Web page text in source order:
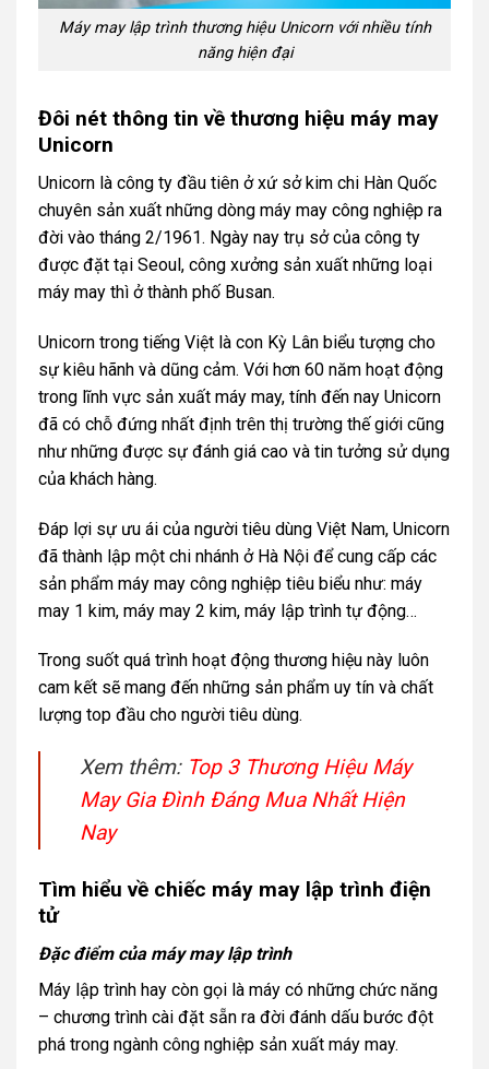
Máy may lập trình thương hiệu Unicorn với nhiều tính
năng hiện đại
Đôi nét thông tin về thương hiệu máy may
Unicorn
Unicorn là công ty đầu tiên ở xứ sở kim chi Hàn Quốc
chuyên sản xuất những dòng máy may công nghiệp ra
đời vào tháng 2/1961. Ngày nay trụ sở của công ty
được đặt tại Seoul, công xưởng sản xuất những loại
máy may thì ở thành phố Busan.
Unicorn trong tiếng Việt là con Kỳ Lân biểu tượng cho
sự kiêu hãnh và dũng cảm. Với hơn 60 năm hoạt động
trong lĩnh vực sản xuất máy may, tính đến nay Unicorn
đã có chỗ đứng nhất định trên thị trường thế giới cũng
như những được sự đánh giá cao và tin tưởng sử dụng
của khách hàng.
Đáp lợi sự ưu ái của người tiêu dùng Việt Nam, Unicorn
đã thành lập một chi nhánh ở Hà Nội để cung cấp các
sản phẩm máy may công nghiệp tiêu biểu như: máy
may 1 kim, máy may 2 kim, máy lập trình tự động…
Trong suốt quá trình hoạt động thương hiệu này luôn
cam kết sẽ mang đến những sản phẩm uy tín và chất
lượng top đầu cho người tiêu dùng.
Xem thêm: Top 3 Thương Hiệu Máy
May Gia Đình Đáng Mua Nhất Hiện
Nay
Tìm hiểu về chiếc máy may lập trình điện
tử
Đặc điểm của máy may lập trình
Máy lập trình hay còn gọi là máy có những chức năng
– chương trình cài đặt sẵn ra đời đánh dấu bước đột
phá trong ngành công nghiệp sản xuất máy may.